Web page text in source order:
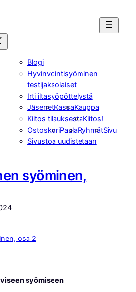
Blogi
Hyvinvointisyöminen
testijaksolaiset
Irti iltasyöpöttelystä
JäsenetKassaKauppa
Kiitos tilauksestaKiitos!
OstoskoriPaulaRyhmätSivu
Sivustoa uudistetaan
syöminen,
syömiseen